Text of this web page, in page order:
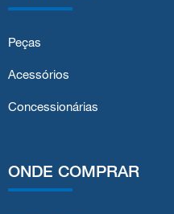
Peças
Acessórios
Concessionárias
ONDE COMPRAR